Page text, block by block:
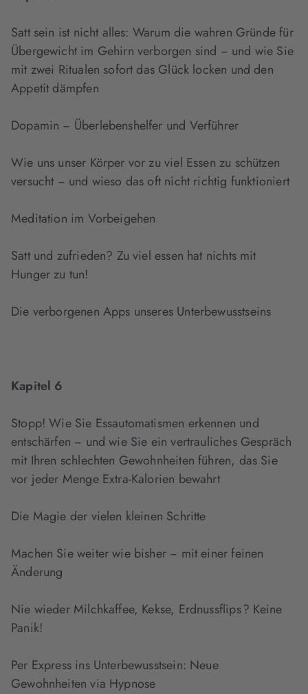
Satt sein ist nicht alles: Warum die wahren Gründe für
Übergewicht im Gehirn verborgen sind − und wie Sie
mit zwei Ritualen sofort das Glück locken und den
Appetit dämpfen
Dopamin − Überlebenshelfer und Verführer
Wie uns unser Körper vor zu viel Essen zu schützen
versucht − und wieso das oft nicht richtig funktioniert
Meditation im Vorbeigehen
Satt und zufrieden? Zu viel essen hat nichts mit
Hunger zu tun!
Die verborgenen Apps unseres Unterbewusstseins
Kapitel 6
Stopp! Wie Sie Essautomatismen erkennen und
entschärfen − und wie Sie ein vertrauliches Gespräch
mit Ihren schlechten Gewohnheiten führen, das Sie
vor jeder Menge Extra-Kalorien bewahrt
Die Magie der vielen kleinen Schritte
Machen Sie weiter wie bisher − mit einer feinen
Änderung
Nie wieder Milchkaffee, Kekse, Erdnussflips ? Keine
Panik!
Per Express ins Unterbewusstsein: Neue
Gewohnheiten via Hypnose